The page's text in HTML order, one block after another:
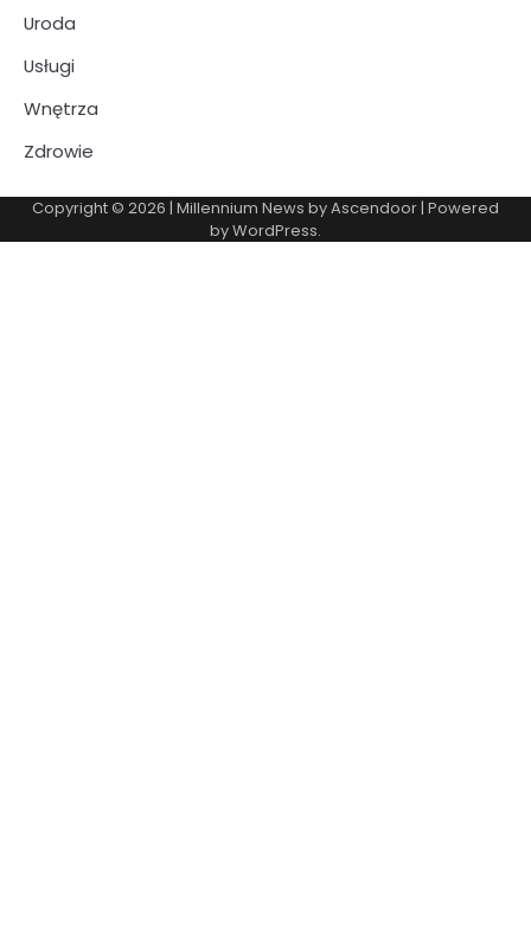
Uroda
Usługi
Wnętrza
Zdrowie
Copyright © 2026 | Millennium News byAscendoor | Powered
byWordPress.